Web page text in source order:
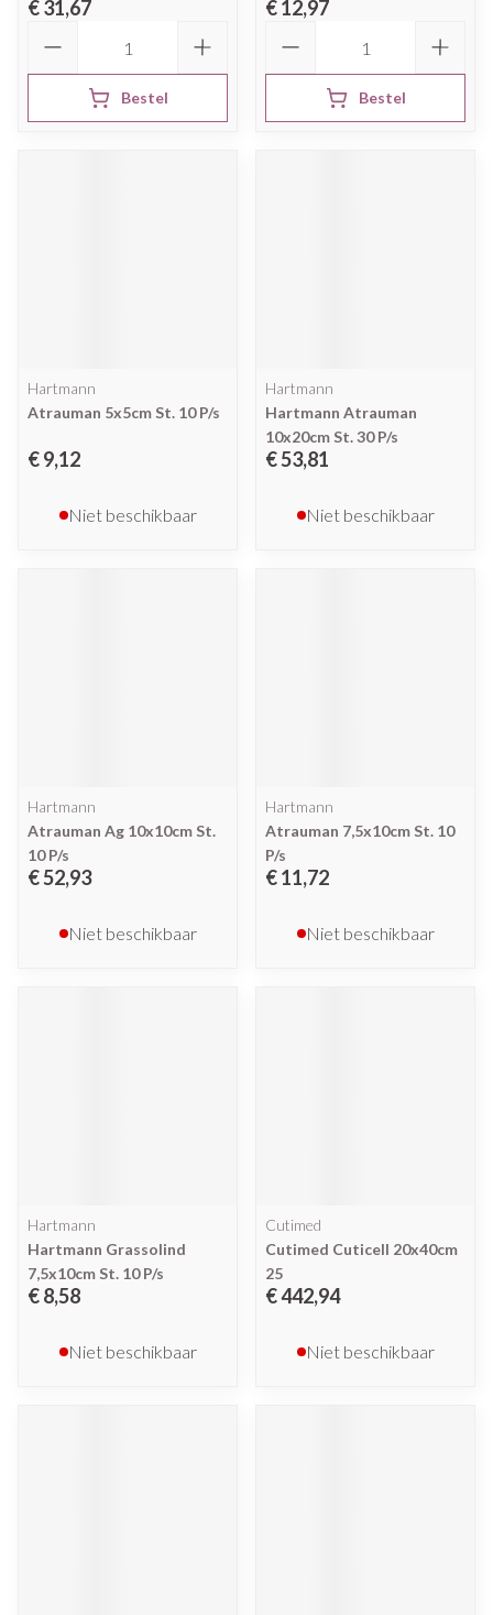
€ 31,67
Bestel
€ 12,97
Bestel
Hartmann
Atrauman 5x5cm St. 10 P/s
€ 9,12
Niet beschikbaar
Hartmann
Hartmann Atrauman
10x20cm St. 30 P/s
€ 53,81
Niet beschikbaar
Hartmann
Atrauman Ag 10x10cm St.
10 P/s
€ 52,93
Niet beschikbaar
Hartmann
Atrauman 7,5x10cm St. 10
P/s
€ 11,72
Niet beschikbaar
Hartmann
Hartmann Grassolind
7,5x10cm St. 10 P/s
€ 8,58
Niet beschikbaar
Cutimed
Cutimed Cuticell 20x40cm
25
€ 442,94
Niet beschikbaar